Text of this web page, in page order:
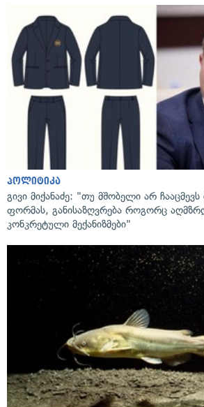
პოლიტიკა
გივი მიქანაძე: "თუ მშობელი არ
ფორმას, განისაზღვრება როგორც
კონკრეტული მექანიზმები"